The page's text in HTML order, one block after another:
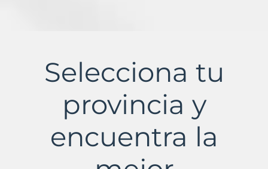
MurbalandsSelecciona tu
provincia y
encuentra la